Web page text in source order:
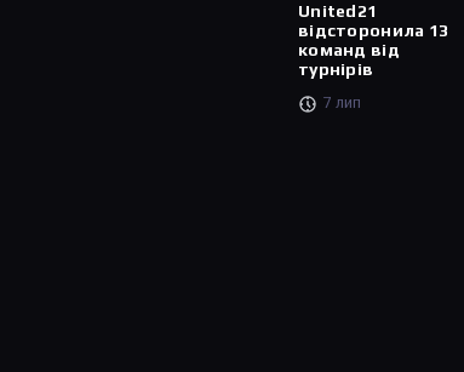
United21
відсторонила 13
команд від
турнірів
7 лип